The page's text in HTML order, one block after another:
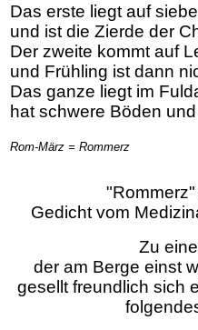
Das erste liegt auf
und ist die Zierde der
Der zweite kommt auf
und Frühling ist dann
Das ganze liegt im
hat schwere Böden
Rom-März = Rommerz
Gedicht vom
Zu
der am Berge einst
gesellt freundlich sich